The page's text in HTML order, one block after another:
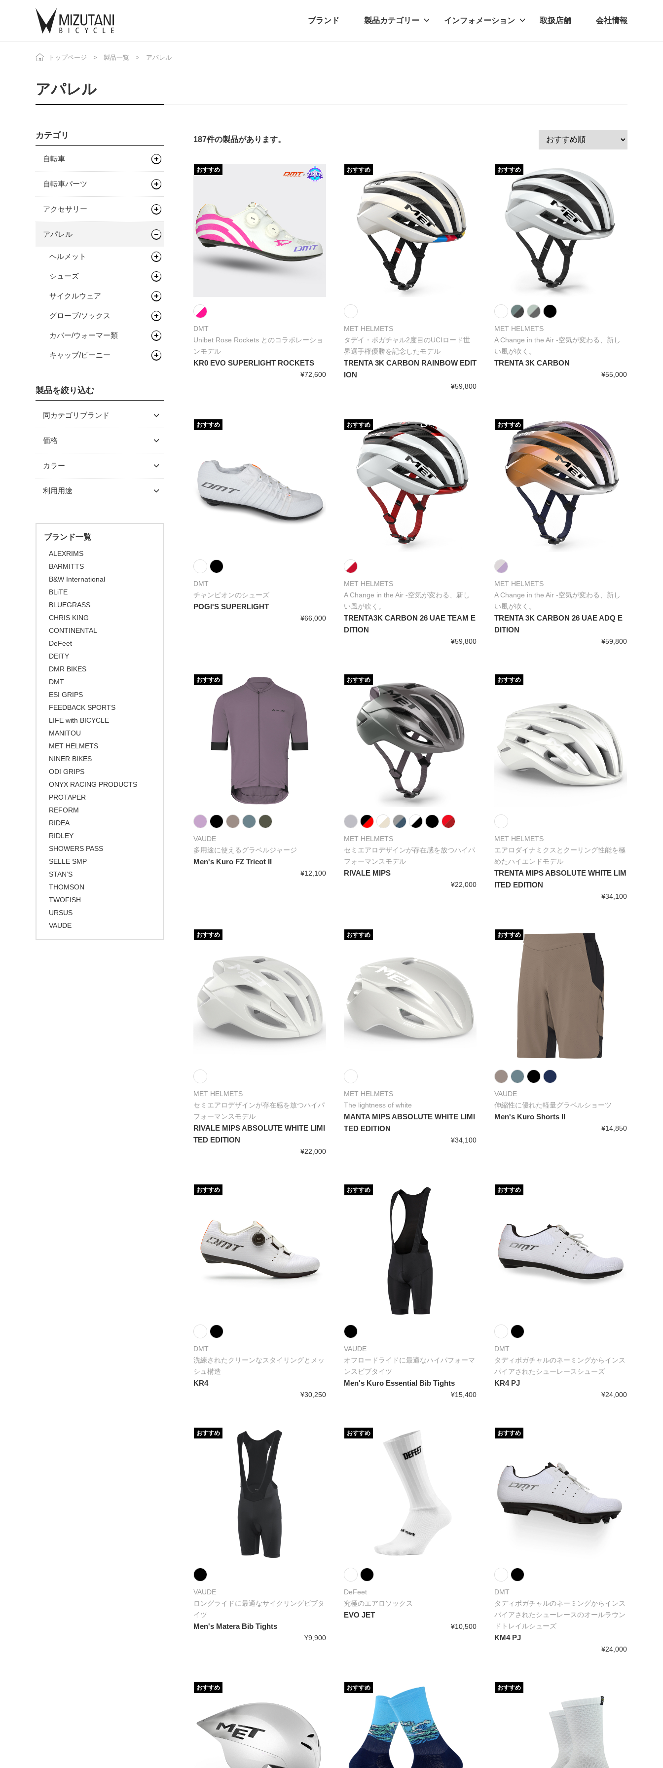
ブランド 製品カテゴリー インフォメーション 取扱店舗 会社情報
トップページ 製品一覧 アパレル
アパレル
187件の製品があります。
DMT
Unibet Rose Rockets とのコラボレーショ
ンモデル
KR0 EVO SUPERLIGHT ROCKETS
¥72,600
おすすめ
MET HELMETS
タデイ・ポガチャル2度目のUCIロード世
界選手権優勝を記念したモデル
TRENTA 3K CARBON RAINBOW EDIT
ION
¥59,800
おすすめ
MET HELMETS
A Change in the Air -空気が変わる、新し
い風が吹く。
TRENTA 3K CARBON
¥55,000
おすすめ
DMT
チャンピオンのシューズ
POGI'S SUPERLIGHT
¥66,000
おすすめ
MET HELMETS
A Change in the Air -空気が変わる、新し
い風が吹く。
TRENTA3K CARBON 26 UAE TEAM E
DITION
¥59,800
おすすめ
MET HELMETS
A Change in the Air -空気が変わる、新し
い風が吹く。
TRENTA 3K CARBON 26 UAE ADQ E
DITION
¥59,800
おすすめ
VAUDE
多用途に使えるグラベルジャージ
Men's Kuro FZ Tricot II
¥12,100
おすすめ
MET HELMETS
セミエアロデザインが存在感を放つハイパ
フォーマンスモデル
RIVALE MIPS
¥22,000
おすすめ
MET HELMETS
エアロダイナミクスとクーリング性能を極
めたハイエンドモデル
TRENTA MIPS ABSOLUTE WHITE LIM
ITED EDITION
¥34,100
おすすめ
MET HELMETS
セミエアロデザインが存在感を放つハイパ
フォーマンスモデル
RIVALE MIPS ABSOLUTE WHITE LIMI
TED EDITION
¥22,000
おすすめ
MET HELMETS
The lightness of white
MANTA MIPS ABSOLUTE WHITE LIMI
TED EDITION
¥34,100
おすすめ
VAUDE
伸縮性に優れた軽量グラベルショーツ
Men's Kuro Shorts II
¥14,850
おすすめ
DMT
洗練されたクリーンなスタイリングとメッ
シュ構造
KR4
¥30,250
おすすめ
VAUDE
オフロードライドに最適なハイパフォーマ
ンスビブタイツ
Men's Kuro Essential Bib Tights
¥15,400
おすすめ
DMT
タディポガチャルのネーミングからインス
パイアされたシューレースシューズ
KR4 PJ
¥24,000
おすすめ
VAUDE
ロングライドに最適なサイクリングビブタ
イツ
Men's Matera Bib Tights
¥9,900
おすすめ
DeFeet
究極のエアロソックス
EVO JET
¥10,500
おすすめ
DMT
タディポガチャルのネーミングからインス
パイアされたシューレースのオールラウン
ドトレイルシューズ
KM4 PJ
¥24,000
おすすめ
おすすめ おすすめ おすすめ
カテゴリ
自転車
マウンテンバイク
フレーム
完成車
キッズバイク
キッズバイク
ロードバイク
フレーム
タイムトライアル / トライア
フレーム
オールロードバイク
フレーム
完成車
シクロクロスバイク
フレーム
自転車パーツ
サドル/シートポスト
ー）
ー）
ロードタイヤ（チューブレス/
MTBタイヤ（クリンチャー）
MTBタイヤ（チューブレス/レ
ディ）
（チューブレス/レディ）
シーラント
ル
完組ホイール
リム
プ
バルブ/チューブレスバルブ
スルーアクスル
チューブラーテープ
ハブ
フロントハブ
関連パーツ
ボトムブラケット
関連パーツ
リジットフォーク
サスペンションフォーク
グリップ/バーテープ
グリップ
スプロケット/コグ/ディレイ
ラー
シングルコグ
チェーンテンショナー
クランク/フロントチェーン
チェーンリング
ブレーキ
アクセサリー
バッグ類
バイクパッキング/アクセサリ
サドルバッグ
パニアバッグ
その他バッグ
ハードケース
ド
フェンダー
キャリア
スタンド
ワークスタンド/ディスプレ
イスタンド
ワークスタンド
関連アイテム
スタンド
サイクルトレーナー
関連アイテム
ケミカル
グリース/ルブ
プロテクター
ライト/サイクルコンピュー
アパレル
ヘルメット
ロードバイク
マウンテンバイク/BMX
グラベルバイク/シクロクロス
ツーリング/街乗り/通勤/ミニ
セーフティライト
キッズヘルメット
シューズ
ロードバイク
マウンテンバイク/BMX
グラベルバイク/シクロクロス
シューズアクセサリー
サイクルウェア
レインウェア
サイクルウェア（メンズ）
サイクルウェア（ウィメン
プロテクター
グローブ/ソックス
グローブ
ソックス
カバー/ウォーマー類
アームカバー
シューズカバー
ハンドルカバー
キャップ/ビーニー
キャップ
製品を絞り込む
同カテゴリブランド
BARMITTS
BLUEGRASS
DeFeet
NINER BIKES
SHOWERS PASS
VAUDE
価格
～ \5,000
\5,001 ～ 10,000
\10,001 ～ 20,000
\30,001 ～ 50,000
\50,001 ～
カラー
ブラック
オレンジ
ピンク
レッド
パープル
グリーン
イエロー
ゴールド
シルバー
その他
ブロンズ
利用用途
グラベルバイク
小径/折りたたみ自転車
タイムトライアル / トライアスロ
ン
トラベル/ツーリング
シクロクロスバイク
クロスバイク / アーバンバイク
ブランド一覧
ALEXRIMS
BARMITTS
B&W International
BLiTE
BLUEGRASS
CHRIS KING
CONTINENTAL
DeFeet
DEITY
DMR BIKES
DMT
ESI GRIPS
FEEDBACK SPORTS
LIFE with BICYCLE
MANITOU
MET HELMETS
NINER BIKES
ODI GRIPS
ONYX RACING PRODUCTS
PROTAPER
REFORM
RIDEA
RIDLEY
SHOWERS PASS
SELLE SMP
STAN’S
THOMSON
TWOFISH
URSUS
VAUDE